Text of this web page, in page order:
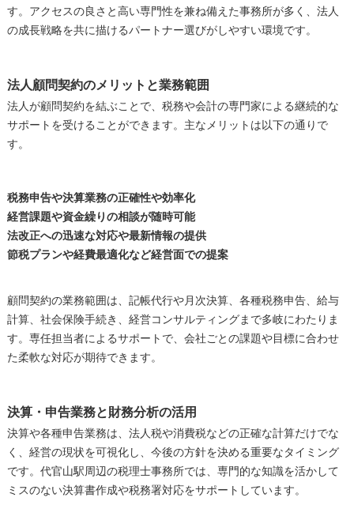
す。アクセスの良さと高い専門性を兼ね備えた事務所が多く、法人
の成長戦略を共に描けるパートナー選びがしやすい環境です。
法人顧問契約のメリットと業務範囲
法人が顧問契約を結ぶことで、税務や会計の専門家による継続的な
サポートを受けることができます。主なメリットは以下の通りで
す。
税務申告や決算業務の正確性や効率化
経営課題や資金繰りの相談が随時可能
法改正への迅速な対応や最新情報の提供
節税プランや経費最適化など経営面での提案
顧問契約の業務範囲は、記帳代行や月次決算、各種税務申告、給与
計算、社会保険手続き、経営コンサルティングまで多岐にわたりま
す。専任担当者によるサポートで、会社ごとの課題や目標に合わせ
た柔軟な対応が期待できます。
決算・申告業務と財務分析の活用
決算や各種申告業務は、法人税や消費税などの正確な計算だけでな
く、経営の現状を可視化し、今後の方針を決める重要なタイミング
です。代官山駅周辺の税理士事務所では、専門的な知識を活かして
ミスのない決算書作成や税務署対応をサポートしています。